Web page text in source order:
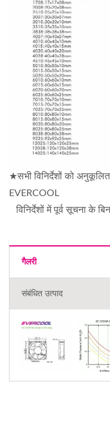
★सभी विनिर्देशों को
EVERCOOL
विनिर्देशों में पूर्व सूचना के
गैलरी
संबंधित उत्पाद